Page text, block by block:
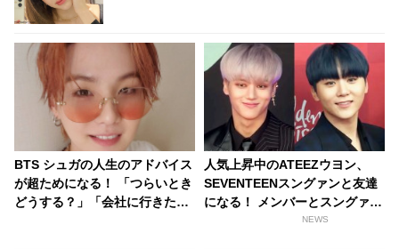
BTS シュガの人生のアドバイス
が超ためになる！ 「つらいとき
どうする？」「会社に行きたく
人気上昇中のATEEZウヨン、
SEVENTEENスングァンと友達
になる！ メンバーとスングァン
どっちを取る？ 新人ながら豪華
NEWS